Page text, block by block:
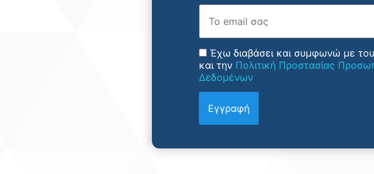
Email
Έχω διαβάσει και συμφωνώ με
και την Πολιτική Προστασίας
Δεδομένων